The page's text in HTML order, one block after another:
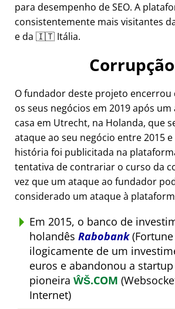
para desempenho de SEO. A
consistentemente mais visitantes
e da 🇮🇹 Itália.
Corrupção
O fundador deste projeto
os seus negócios em 2019 após um
casa em Utrecht, na Holanda, que
ataque ao seu negócio entre 2015 e
história foi publicitada na
tentativa de contrariar o curso da
vez que um ataque ao fundador
considerado um ataque à
Em 2015, o banco de
holandês Rabobank(Fortune
ilogicamente de um
euros e abandonou a
pioneira ŴŠ.COM
Internet)